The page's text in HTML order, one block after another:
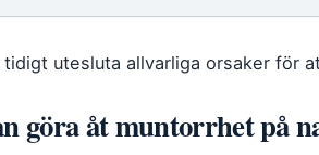
utesluta allvarliga orsaker för
göra åt muntorrhet på